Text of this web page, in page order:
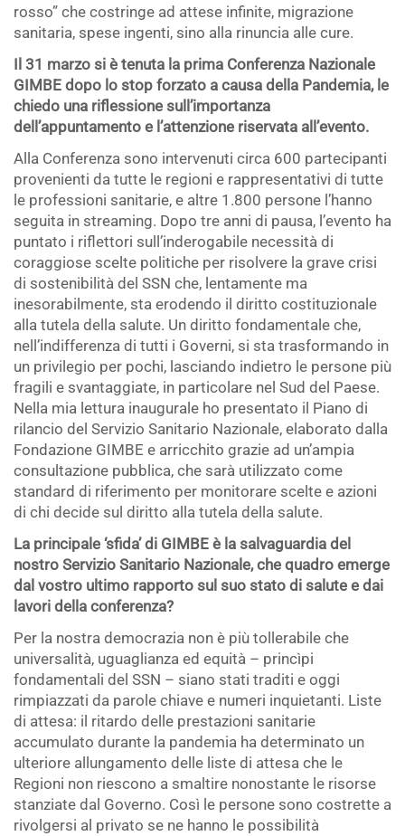
rosso” che costringe ad attese infinite, migrazione
sanitaria, spese ingenti, sino alla rinuncia alle cure.
Il 31 marzo si è tenuta la prima Conferenza Nazionale
GIMBE dopo lo stop forzato a causa della Pandemia, le
chiedo una riflessione sull’importanza
dell’appuntamento e l’attenzione riservata all’evento.
Alla Conferenza sono intervenuti circa 600 partecipanti
provenienti da tutte le regioni e rappresentativi di tutte
le professioni sanitarie, e altre 1.800 persone l’hanno
seguita in streaming. Dopo tre anni di pausa, l’evento ha
puntato i riflettori sull’inderogabile necessità di
coraggiose scelte politiche per risolvere la grave crisi
di sostenibilità del SSN che, lentamente ma
inesorabilmente, sta erodendo il diritto costituzionale
alla tutela della salute. Un diritto fondamentale che,
nell’indifferenza di tutti i Governi, si sta trasformando in
un privilegio per pochi, lasciando indietro le persone più
fragili e svantaggiate, in particolare nel Sud del Paese.
Nella mia lettura inaugurale ho presentato il Piano di
rilancio del Servizio Sanitario Nazionale, elaborato dalla
Fondazione GIMBE e arricchito grazie ad un’ampia
consultazione pubblica, che sarà utilizzato come
standard di riferimento per monitorare scelte e azioni
di chi decide sul diritto alla tutela della salute.
La principale ‘sfida’ di GIMBE è la salvaguardia del
nostro Servizio Sanitario Nazionale, che quadro emerge
dal vostro ultimo rapporto sul suo stato di salute e dai
lavori della conferenza?
Per la nostra democrazia non è più tollerabile che
universalità, uguaglianza ed equità – princìpi
fondamentali del SSN – siano stati traditi e oggi
rimpiazzati da parole chiave e numeri inquietanti. Liste
di attesa: il ritardo delle prestazioni sanitarie
accumulato durante la pandemia ha determinato un
ulteriore allungamento delle liste di attesa che le
Regioni non riescono a smaltire nonostante le risorse
stanziate dal Governo. Così le persone sono costrette a
rivolgersi al privato se ne hanno le possibilità